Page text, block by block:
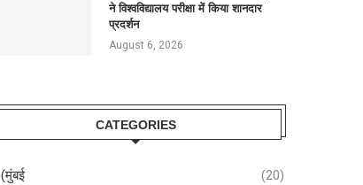
ने विश्वविद्यालय परीक्षा में किया शानदार
प्रदर्शन
August 6, 2026
CATEGORIES
(मुंबई (20)